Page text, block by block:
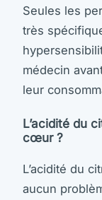
Seules les
très
médecin
leur
L’acidité du
cœur ?
L’acidité du
aucun